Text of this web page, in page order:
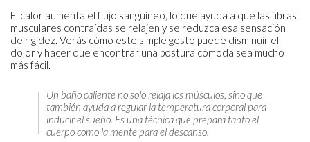
El calor aumenta el flujo sanguíneo, lo que ayuda a que las fibras
musculares contraídas se relajen y se reduzca esa sensación
de rigidez. Verás cómo este simple gesto puede disminuir el
dolor y hacer que encontrar una postura cómoda sea mucho
más fácil.
Un baño caliente no solo relaja los músculos, sino que
también ayuda a regular la temperatura corporal para
inducir el sueño. Es una técnica que prepara tanto el
cuerpo como la mente para el descanso.